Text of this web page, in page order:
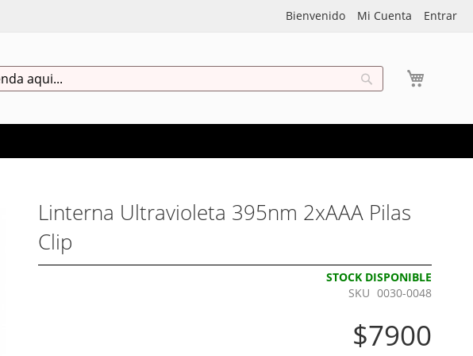
Mi Cuenta Entrar
Bienvenido
Search
Linterna Ultravioleta 395nm 2xAAA Pilas
Clip
STOCK DISPONIBLE
SKU 0030-0048
$7900